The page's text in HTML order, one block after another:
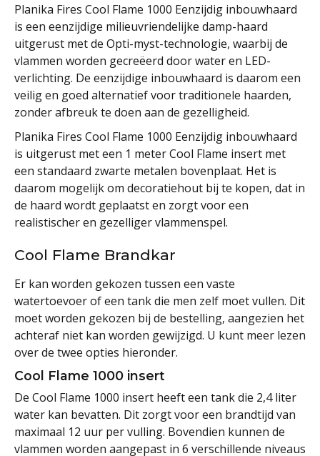
Planika Fires Cool Flame 1000 Eenzijdig inbouwhaard
is een eenzijdige milieuvriendelijke damp-haard
uitgerust met de Opti-myst-technologie, waarbij de
vlammen worden gecreëerd door water en LED-
verlichting. De eenzijdige inbouwhaard is daarom een
veilig en goed alternatief voor traditionele haarden,
zonder afbreuk te doen aan de gezelligheid.
Planika Fires Cool Flame 1000 Eenzijdig inbouwhaard
is uitgerust met een 1 meter Cool Flame insert met
een standaard zwarte metalen bovenplaat. Het is
daarom mogelijk om decoratiehout bij te kopen, dat in
de haard wordt geplaatst en zorgt voor een
realistischer en gezelliger vlammenspel.
Cool Flame Brandkar
Er kan worden gekozen tussen een vaste
watertoevoer of een tank die men zelf moet vullen. Dit
moet worden gekozen bij de bestelling, aangezien het
achteraf niet kan worden gewijzigd. U kunt meer lezen
over de twee opties hieronder.
Cool Flame 1000 insert
De Cool Flame 1000 insert heeft een tank die 2,4 liter
water kan bevatten. Dit zorgt voor een brandtijd van
maximaal 12 uur per vulling. Bovendien kunnen de
vlammen worden aangepast in 6 verschillende niveaus